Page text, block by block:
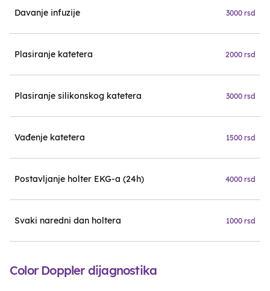
Davanje infuzije 3000 rsd
Plasiranje katetera 2000 rsd
Plasiranje silikonskog katetera 3000 rsd
Vađenje katetera 1500 rsd
Postavljanje holter EKG-a (24h) 4000 rsd
Svaki naredni dan holtera 1000 rsd
Color Doppler dijagnostika